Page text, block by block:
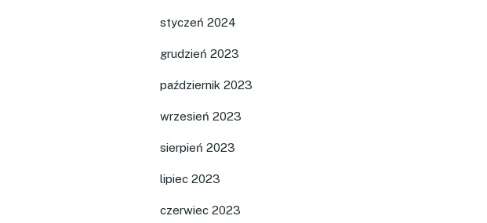
styczeń 2024
grudzień 2023
październik 2023
wrzesień 2023
sierpień 2023
lipiec 2023
czerwiec 2023